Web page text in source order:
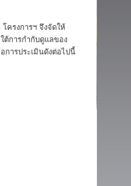
ครงการฯ จึงจัดให้
ต้การกำกับดูแลของ
การประเมินดังต่อไปนี้